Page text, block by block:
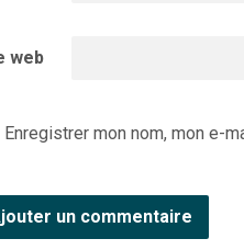
web
Enregistrer mon nom, mon e-